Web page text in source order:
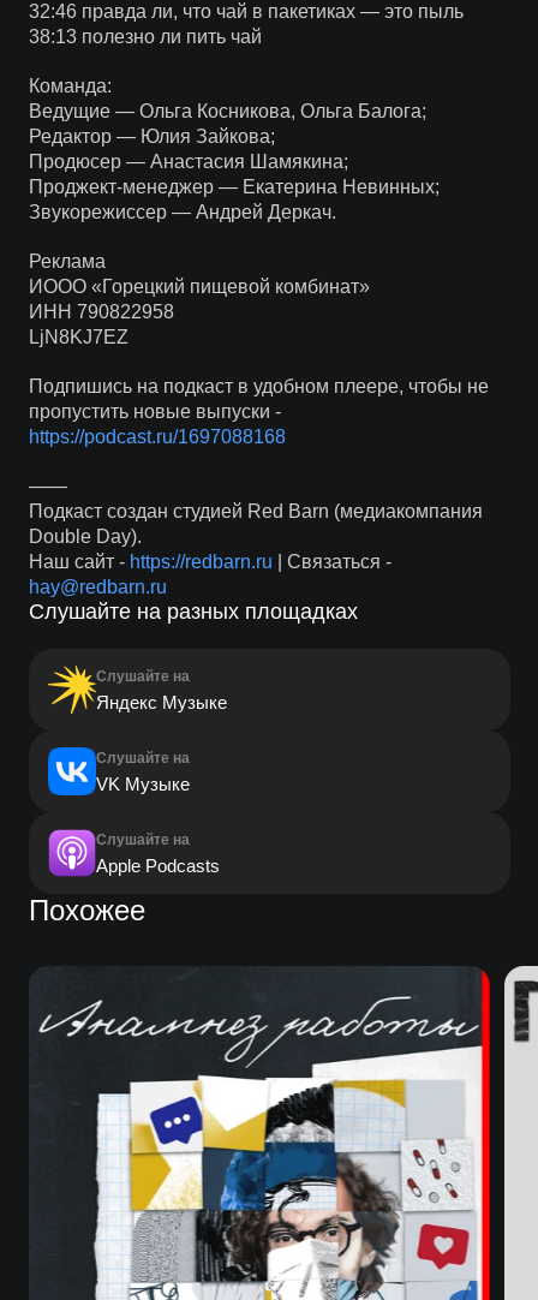
32:46 правда ли, что чай в пакетиках — это пыль
38:13 полезно ли пить чай
Команда:
Ведущие — Ольга Косникова, Ольга Балога;
Редактор — Юлия Зайкова;
Продюсер — Анастасия Шамякина;
Проджект-менеджер — Екатерина Невинных;
Звукорежиссер — Андрей Деркач.
Реклама
ИООО «Горецкий пищевой комбинат»
ИНН 790822958
LjN8KJ7EZ
Подпишись на подкаст в удобном плеере, чтобы не
пропустить новые выпуски -
https://podcast.ru/1697088168
——
Подкаст создан студией Red Barn (медиакомпания
Double Day).
Наш сайт - https://redbarn.ru | Связаться -
hay@redbarn.ru
Слушайте на разных площадках
Слушайте на
Яндекс Музыке
Слушайте на
VK Музыке
Слушайте на
Apple Podcasts
Похожее